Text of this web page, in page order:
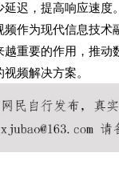
迟，提高响应速度。
频作为现代信息技
越重要的作用，推
频解决方案。